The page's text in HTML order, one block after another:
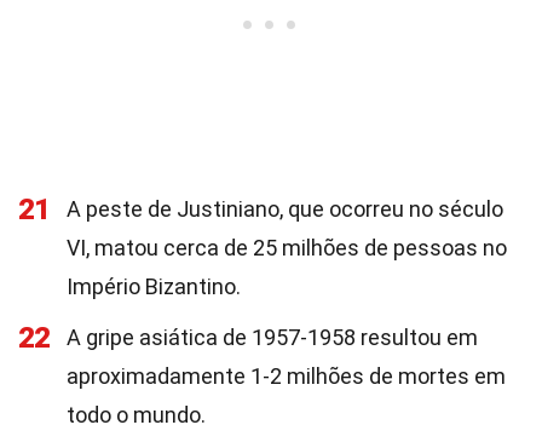
21
A peste de Justiniano, que ocorreu no século
VI, matou cerca de 25 milhões de pessoas no
Império Bizantino.
22
A gripe asiática de 1957-1958 resultou em
aproximadamente 1-2 milhões de mortes em
todo o mundo.